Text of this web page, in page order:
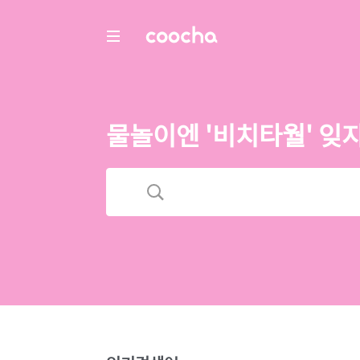
COOCHA
물놀이엔 '비치타월' 잊